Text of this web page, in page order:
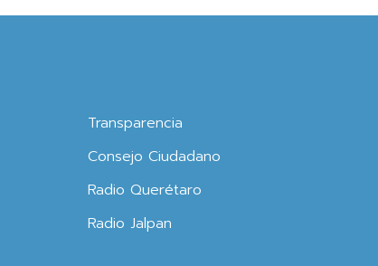
Transparencia
Consejo Ciudadano
Radio Querétaro
Radio Jalpan